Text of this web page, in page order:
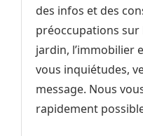
des infos et des
préoccupations sur
jardin, l’immobilier
vous inquiétudes,
message. Nous
rapidement